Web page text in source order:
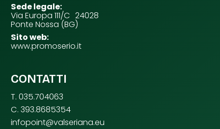
Sede legale:
Via Europa 111/C 24028
Ponte Nossa (BG)
Sito web:
www.promoserio.it
CONTATTI
T. 035.704063
C. 393.8685354
infopoint@valseriana.eu